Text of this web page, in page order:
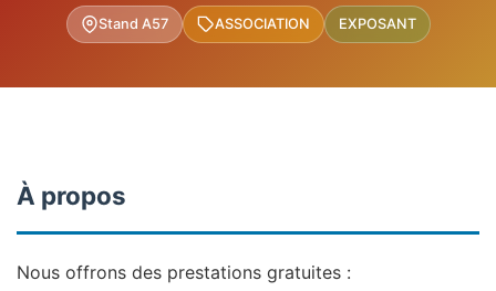
Stand A57 ASSOCIATION EXPOSANT
À propos
Nous offrons des prestations gratuites :